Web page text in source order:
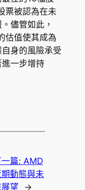
票被認為在未
儘管如此，
估值使其成為
身的風險承受
一步增持
一篇: AMD
動態與未
望
→